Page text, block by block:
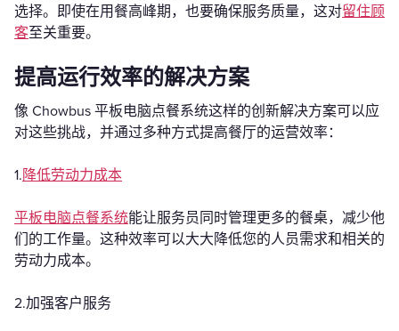
选择。即使在用餐高峰期，也要确保服务质量，这对留住顾
客至关重要。
提高运行效率的解决方案
像 Chowbus 平板电脑点餐系统这样的创新解决方案可以应
对这些挑战，并通过多种方式提高餐厅的运营效率：
1.降低劳动力成本
平板电脑点餐系统能让服务员同时管理更多的餐桌，减少他
们的工作量。这种效率可以大大降低您的人员需求和相关的
劳动力成本。
2.加强客户服务